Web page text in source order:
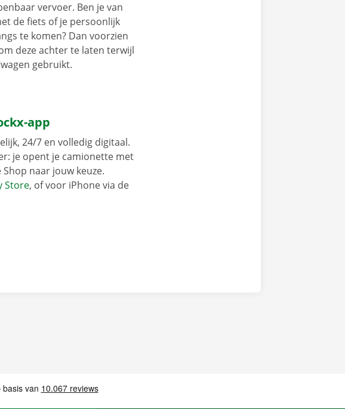
vervoer. Ben je van
de fiets of je persoonlijk
te komen? Dan voorzien
deze achter te laten terwijl
gebruikt.
app
24/7 en volledig digitaal.
je opent je camionette met
naar jouw keuze.
Store, of voor iPhone via de